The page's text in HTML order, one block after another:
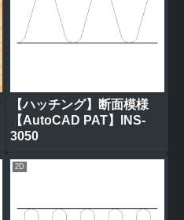
【ハッチング】断面模様
【AutoCAD PAT】INS-
3050
2D